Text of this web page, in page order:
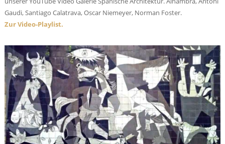
Gaudi, Santiago Calatrava, Oscar Niemeyer, Norman Foster.
Zur Video-Playlist.